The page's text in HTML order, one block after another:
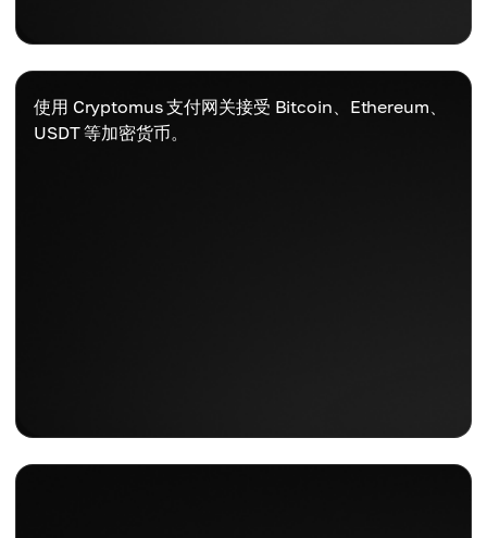
使用 Cryptomus 支付网关接受 Bitcoin、Ethereum、
USDT 等加密货币。